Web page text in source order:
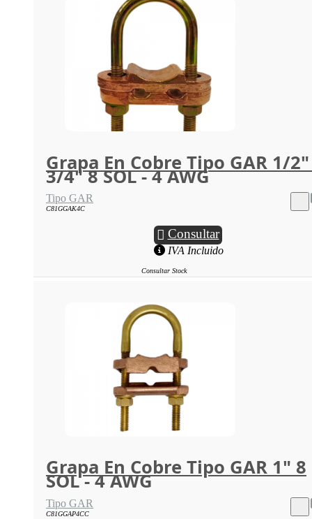
Grapa En Cobre Tipo GAR 1/
3/4" 8 SOL - 4 AWG
Tipo GAR
C81GGAK4C
Consultar
IVA Incluido
Consultar Stock
Grapa En Cobre Tipo GAR 1" 8
SOL - 4 AWG
Tipo GAR
C81GGAP4CC